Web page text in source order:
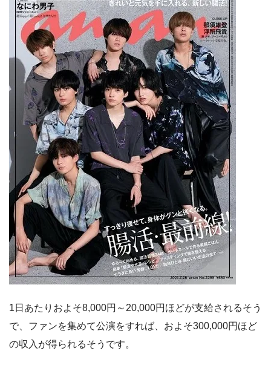
1日あたりおよそ8,000円～20,000円ほどが支給されるそう
で、ファンを集めて公演をすれば、およそ300,000円ほど
の収入が得られるそうです。